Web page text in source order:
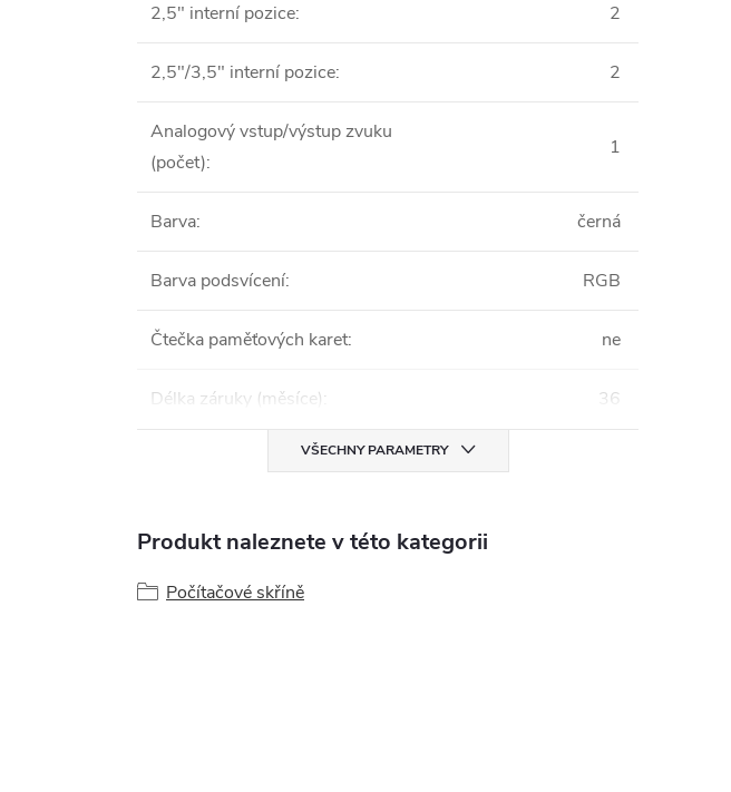
2,5" interní pozice: 2
2,5"/3,5" interní pozice: 2
Analogový vstup/výstup zvuku
(počet):
1
Barva: černá
Barva podsvícení: RGB
Čtečka paměťových karet: ne
Délka záruky (měsíce): 36
VŠECHNY PARAMETRY
Produkt naleznete v této kategorii
Počítačové skříně